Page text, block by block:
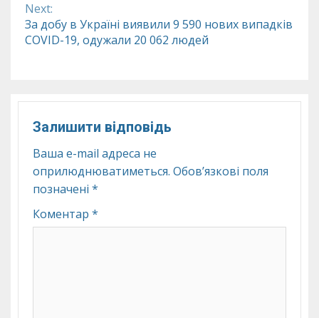
Next:
За добу в Україні виявили 9 590 нових випадків
COVID-19, одужали 20 062 людей
Залишити відповідь
Ваша e-mail адреса не
оприлюднюватиметься. Обов’язкові поля
позначені *
Коментар *